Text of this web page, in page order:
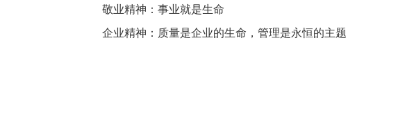
敬业精神：事业就是生命
企业精神：质量是企业的生命，管理是永恒的主题